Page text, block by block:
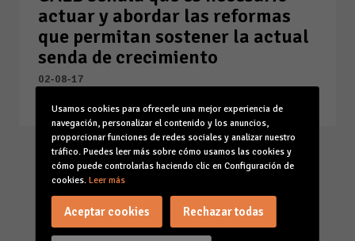
actuar y abordar las reformas
que permitan sostener la actual
senda de crecimiento
02-08-17
Usamos cookies para ofrecerle una mejor experiencia de
navegación, personalizar el contenido y los anuncios,
proporcionar funciones de redes sociales y analizar nuestro
tráfico. Puedes leer más sobre cómo usamos las cookies y
cómo puede controlarlas haciendo clic en Configuración de
cookies. Leer más
Aceptar cookies Rechazar todas